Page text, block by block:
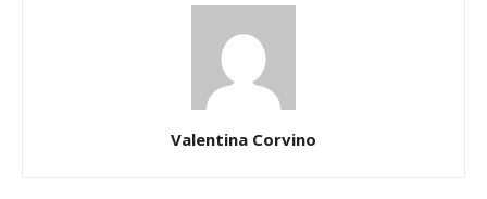
Valentina Corvino